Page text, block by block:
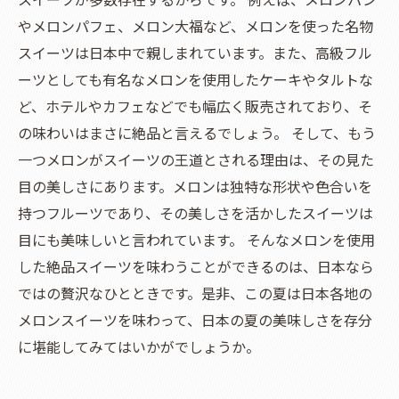
やメロンパフェ、メロン大福など、メロンを使った名物
スイーツは日本中で親しまれています。また、高級フル
ーツとしても有名なメロンを使用したケーキやタルトな
ど、ホテルやカフェなどでも幅広く販売されており、そ
の味わいはまさに絶品と言えるでしょう。 そして、もう
一つメロンがスイーツの王道とされる理由は、その見た
目の美しさにあります。メロンは独特な形状や色合いを
持つフルーツであり、その美しさを活かしたスイーツは
目にも美味しいと言われています。 そんなメロンを使用
した絶品スイーツを味わうことができるのは、日本なら
ではの贅沢なひとときです。是非、この夏は日本各地の
メロンスイーツを味わって、日本の夏の美味しさを存分
に堪能してみてはいかがでしょうか。